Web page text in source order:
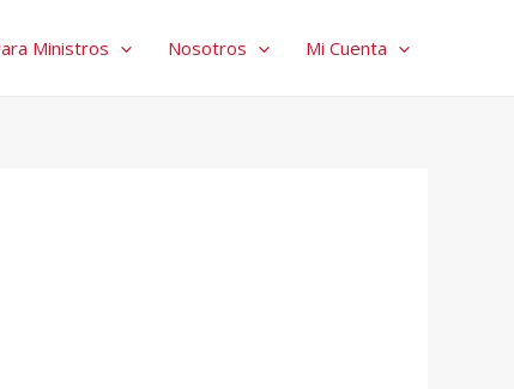
Ministros Nosotros Mi Cuenta